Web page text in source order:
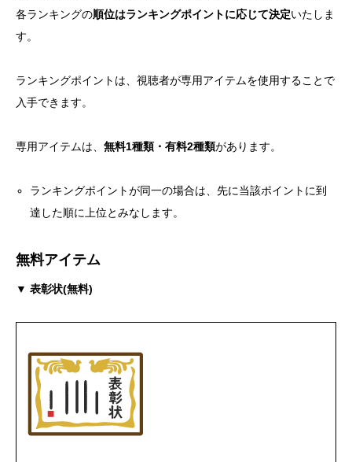
各ランキングの順位はランキングポイントに応じて決定いたしま
す。
ランキングポイントは、視聴者が専用アイテムを使用することで
入手できます。
専用アイテムは、 無料1種類・有料2種類があります。
ランキングポイントが同一の場合は、先に当該ポイントに到
達した順に上位とみなします。
無料アイテム
▼ 表彰状(無料)